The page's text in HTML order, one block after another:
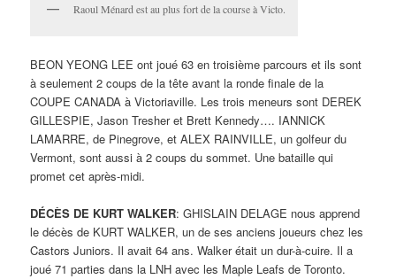
Raoul Ménard est au plus fort de la course à Victo.
BEON YEONG LEE ont joué 63 en troisième parcours et ils sont
à seulement 2 coups de la tête avant la ronde finale de la
COUPE CANADA à Victoriaville. Les trois meneurs sont DEREK
GILLESPIE, Jason Tresher et Brett Kennedy…. IANNICK
LAMARRE, de Pinegrove, et ALEX RAINVILLE, un golfeur du
Vermont, sont aussi à 2 coups du sommet. Une bataille qui
promet cet après-midi.
DÉCÈS DE KURT WALKER: GHISLAIN DELAGE nous apprend
le décès de KURT WALKER, un de ses anciens joueurs chez les
Castors Juniors. Il avait 64 ans. Walker était un dur-à-cuire. Il a
joué 71 parties dans la LNH avec les Maple Leafs de Toronto.